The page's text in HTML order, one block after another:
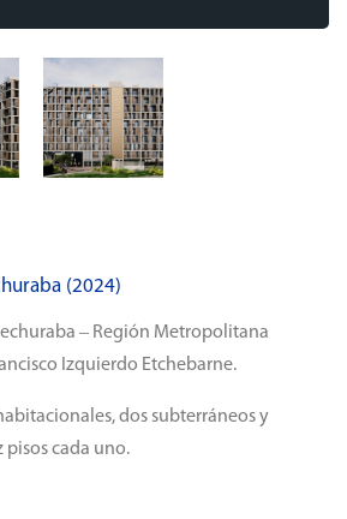
(2024)
– Región Metropolitana
Izquierdo Etchebarne.
dos subterráneos y
pisos cada uno.